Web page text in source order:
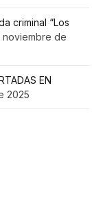
criminal “Los
noviembre de
EN
2025